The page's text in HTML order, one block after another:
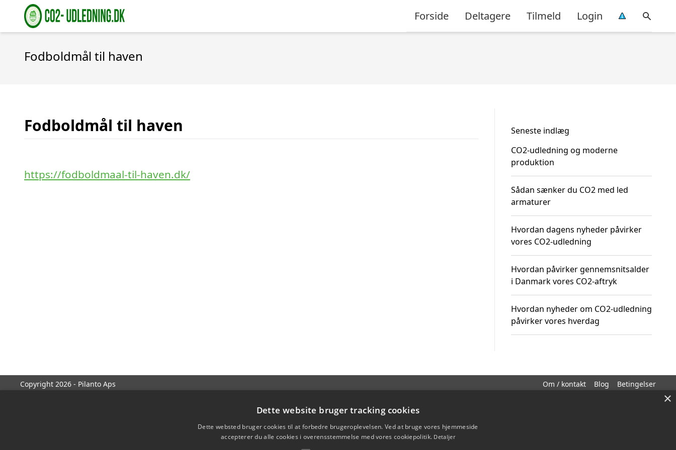
Forside Deltagere Tilmeld Login
Fodboldmål til haven
Fodboldmål til haven
https://fodboldmaal-til-haven.dk/
Seneste indlæg
CO2-udledning og moderne
produktion
Sådan sænker du CO2 med led
armaturer
Hvordan dagens nyheder påvirker
vores CO2-udledning
Hvordan påvirker gennemsnitsalder
i Danmark vores CO2-aftryk
Hvordan nyheder om CO2-udledning
påvirker vores hverdag
Copyright 2026 - Pilanto Aps Om / kontakt Blog Betingelser
×
Dette website bruger tracking cookies
Dette websted bruger cookies til at forbedre brugeroplevelsen. Ved at bruge vores hjemmeside
accepterer du alle cookies i overensstemmelse med vores cookiepolitik. Detaljer